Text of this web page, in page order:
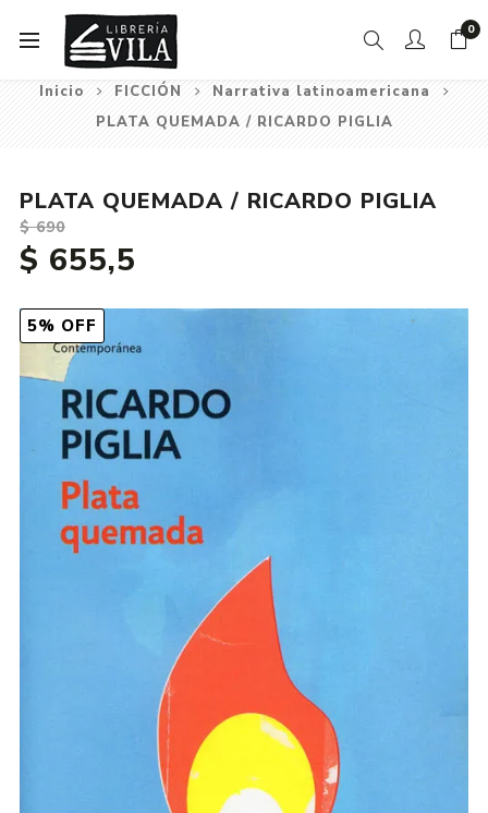
0
Inicio FICCIÓN
Narrativa latinoamericana
PLATA QUEMADA / RICARDO PIGLIA
5% OFF
PLATA QUEMADA / RICARDO PIGLIA
$ 690
$ 655,5